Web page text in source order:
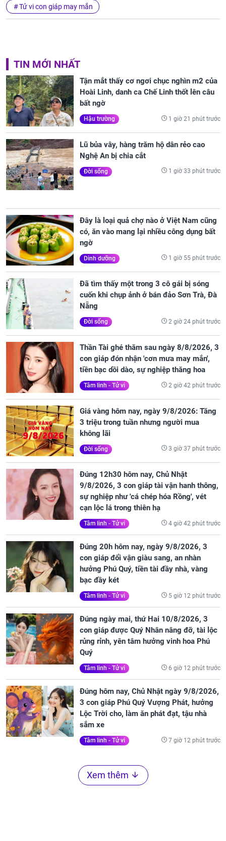
Tử vi con giáp may mắn
TIN MỚI NHẤT
Tận mắt thấy cơ ngơi chục nghìn m2 của
Hoài Linh, danh ca Chế Linh thốt lên câu
bất ngờ
Hậu trường 1 giờ 21 phút trước
Lũ bủa vây, hàng trăm hộ dân rẻo cao
Nghệ An bị chia cắt
Đời sống 1 giờ 33 phút trước
Đây là loại quả chợ nào ở Việt Nam cũng
có, ăn vào mang lại nhiều công dụng bất
ngờ
Dinh dưỡng 1 giờ 55 phút trước
Đã tìm thấy một trong 3 cô gái bị sóng
cuốn khi chụp ảnh ở bán đảo Sơn Trà, Đà
Nẵng
Đời sống 2 giờ 24 phút trước
Thần Tài ghé thăm sau ngày 8/8/2026, 3
con giáp đón nhận 'cơn mưa may mắn',
tiền bạc dồi dào, sự nghiệp thăng hoa
Tâm linh - Tử vi 2 giờ 42 phút trước
Giá vàng hôm nay, ngày 9/8/2026: Tăng
3 triệu trong tuần nhưng người mua
không lãi
Đời sống 3 giờ 37 phút trước
Đúng 12h30 hôm nay, Chủ Nhật
9/8/2026, 3 con giáp tài vận hanh thông,
sự nghiệp như 'cá chép hóa Rồng', vét
cạn lộc lá trong thiên hạ
Tâm linh - Tử vi 4 giờ 42 phút trước
Đúng 20h hôm nay, ngày 9/8/2026, 3
con giáp đổi vận giàu sang, an nhàn
hưởng Phú Quý, tiền tài đầy nhà, vàng
bạc đầy két
Tâm linh - Tử vi 5 giờ 12 phút trước
Đúng ngày mai, thứ Hai 10/8/2026, 3
con giáp được Quý Nhân nâng đỡ, tài lộc
rủng rỉnh, yên tâm hưởng vinh hoa Phú
Quý
Tâm linh - Tử vi 6 giờ 12 phút trước
Đúng hôm nay, Chủ Nhật ngày 9/8/2026,
3 con giáp Phú Quý Vượng Phát, hưởng
Lộc Trời cho, làm ăn phát đạt, tậu nhà
sắm xe
Tâm linh - Tử vi 7 giờ 12 phút trước
Xem thêm